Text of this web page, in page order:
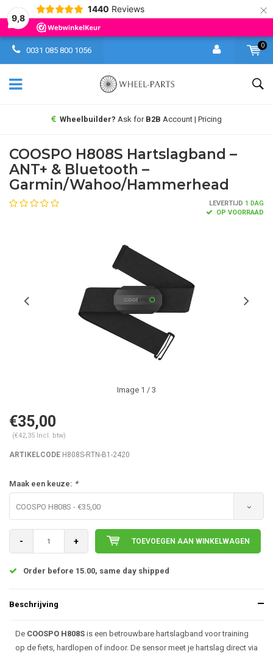
9,8
1440 Reviews ×
0031 085 800 1056
0
Wheelbuilder? Ask for B2B Account | Pricing
COOSPO H808S Hartslagband –
ANT+ & Bluetooth –
Garmin/Wahoo/Hammerhead
LEVERTIJD 1 DAG
OP VOORRAAD
Image 1 / 3
€35,00
(€42,35 Incl. btw)
ARTIKELCODE H808S-RTN-B1-2420
Maak een keuze: *
COOSPO H808S - €35,00
- + TOEVOEGEN AAN WINKELWAGEN
Order before 15.00, same day shipped
Beschrijving
De COOSPO H808S is een betrouwbare hartslagband voor training
op de fiets, hardlopen of indoor. De sensor meet je hartslag direct via